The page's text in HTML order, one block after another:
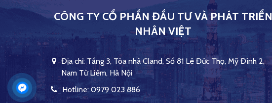
CÔNG TY CỔ PHẦN ĐẦU TƯ VÀ PHÁT TRIỂN
NHÂN VIỆT
Địa chỉ: Tầng 3, Tòa nhà Cland, Số 81 Lê Đức Thọ, Mỹ Đình 2,
Nam Từ Liêm, Hà Nội
Hotline: 0979 023 886